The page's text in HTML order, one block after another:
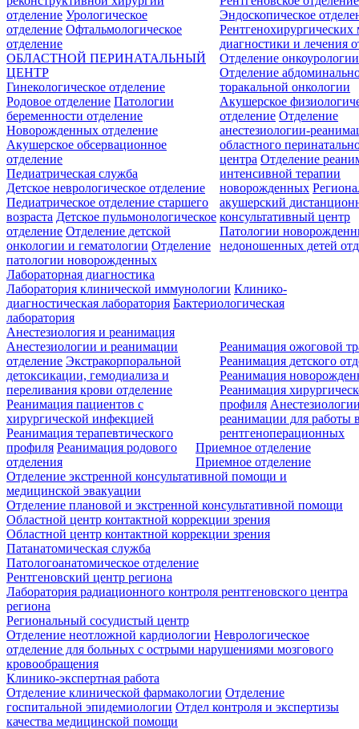
отделение Урологическое
отделение Офтальмологическое
отделение
Эндоскопическое
Рентгенохирургических
диагностики и лечения
Отделение онкоурологии
Отделение
торакальной онкологии
ОБЛАСТНОЙ ПЕРИНАТАЛЬНЫЙ
ЦЕНТР
Гинекологическое отделение
Родовое отделение Патологии
беременности отделение
Новорожденных отделение
Акушерское обсервационное
отделение
Акушерское
отделение Отделение
анестезиологии-
областного
центра Отделение
интенсивной терапии
новорожденных
акушерский
консультативный центр
Патологии
недоношенных детей
Педиатрическая служба
Детское неврологическое отделение
Педиатрическое отделение старшего
возраста Детское пульмонологическое
отделение Отделение детской
онкологии и гематологии Отделение
патологии новорожденных
Лабораторная диагностика
Лаборатория клинической иммунологии Клинико-
диагностическая лаборатория Бактериологическая
лаборатория
Анестезиология и реанимация
Анестезиологии и реанимации
отделение Экстракорпоральной
детоксикации, гемодиализа и
переливания крови отделение
Реанимация пациентов с
хирургической инфекцией
Реанимация терапевтического
профиля Реанимация родового
отделения
Реанимация ожоговой
Реанимация детского
Реанимация
Реанимация
профиля
реанимации для работы
рентгеноперационных
Приемное отделение
Приемное отделение
Отделение экстренной консультативной помощи и
медицинской эвакуации
Отделение плановой и экстренной консультативной помощи
Областной центр контактной коррекции зрения
Областной центр контактной коррекции зрения
Патанатомическая служба
Патологоанатомическое отделение
Рентгеновский центр региона
Лаборатория радиационного контроля рентгеновского центра
региона
Региональный сосудистый центр
Отделение неотложной кардиологии Неврологическое
отделение для больных с острыми нарушениями мозгового
кровообращения
Клинико-экспертная работа
Отделение клинической фармакологии Отделение
госпитальной эпидемиологии Отдел контроля и экспертизы
качества медицинской помощи